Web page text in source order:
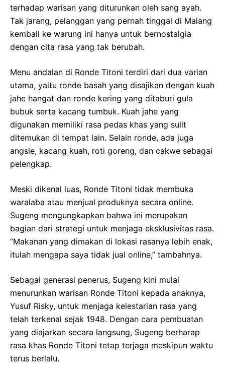
terhadap warisan yang diturunkan oleh sang ayah.
Tak jarang, pelanggan yang pernah tinggal di Malang
kembali ke warung ini hanya untuk bernostalgia
dengan cita rasa yang tak berubah.
Menu andalan di Ronde Titoni terdiri dari dua varian
utama, yaitu ronde basah yang disajikan dengan kuah
jahe hangat dan ronde kering yang ditaburi gula
bubuk serta kacang tumbuk. Kuah jahe yang
digunakan memiliki rasa pedas khas yang sulit
ditemukan di tempat lain. Selain ronde, ada juga
angsle, kacang kuah, roti goreng, dan cakwe sebagai
pelengkap.
Meski dikenal luas, Ronde Titoni tidak membuka
waralaba atau menjual produknya secara online.
Sugeng mengungkapkan bahwa ini merupakan
bagian dari strategi untuk menjaga eksklusivitas rasa.
“Makanan yang dimakan di lokasi rasanya lebih enak,
itulah mengapa saya tidak jual online,” tambahnya.
Sebagai generasi penerus, Sugeng kini mulai
menurunkan warisan Ronde Titoni kepada anaknya,
Yusuf Risky, untuk menjaga kelestarian rasa yang
telah terkenal sejak 1948. Dengan cara pembuatan
yang diajarkan secara langsung, Sugeng berharap
rasa khas Ronde Titoni tetap terjaga meskipun waktu
terus berlalu.